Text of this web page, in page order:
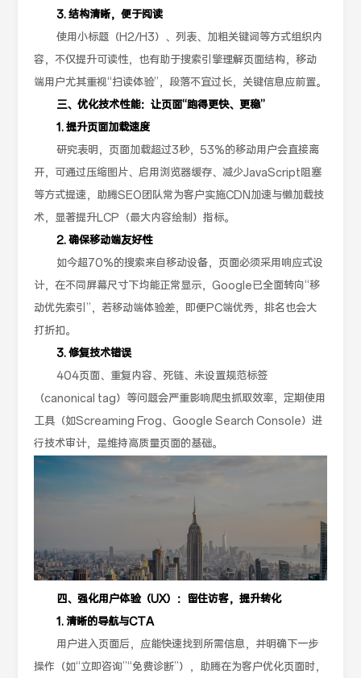
3. 结构清晰，便于阅读
使用小标题（H2/H3）、列表、加粗关键词等方式组织内
容，不仅提升可读性，也有助于搜索引擎理解页面结构，移动
端用户尤其重视“扫读体验”，段落不宜过长，关键信息应前置。
三、优化技术性能：让页面“跑得更快、更稳”
1. 提升页面加载速度
研究表明，页面加载超过3秒，53%的移动用户会直接离
开，可通过压缩图片、启用浏览器缓存、减少JavaScript阻塞
等方式提速，助腾SEO团队常为客户实施CDN加速与懒加载技
术，显著提升LCP（最大内容绘制）指标。
2. 确保移动端友好性
如今超70%的搜索来自移动设备，页面必须采用响应式设
计，在不同屏幕尺寸下均能正常显示，Google已全面转向“移
动优先索引”，若移动端体验差，即便PC端优秀，排名也会大
打折扣。
3. 修复技术错误
404页面、重复内容、死链、未设置规范标签
（canonical tag）等问题会严重影响爬虫抓取效率，定期使用
工具（如Screaming Frog、Google Search Console）进
行技术审计，是维持高质量页面的基础。
四、强化用户体验（UX）：留住访客，提升转化
1. 清晰的导航与CTA
用户进入页面后，应能快速找到所需信息，并明确下一步
操作（如“立即咨询”“免费诊断”），助腾在为客户优化页面时，